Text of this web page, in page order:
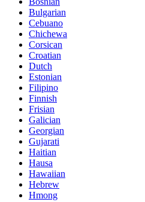
Bulgarian
Cebuano
Chichewa
Corsican
Croatian
Dutch
Estonian
Filipino
Finnish
Frisian
Galician
Georgian
Gujarati
Haitian
Hausa
Hawaiian
Hebrew
Hmong